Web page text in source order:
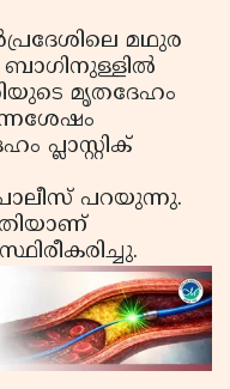
മഥുര
ബാഗിനുള്ളില്‍
മൃതദേഹം
പ്ലാസ്റ്റിക്
പറയുന്നു.